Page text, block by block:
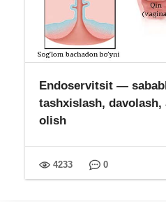
Endoservitsit —
tashxislash,
olish
4233 0